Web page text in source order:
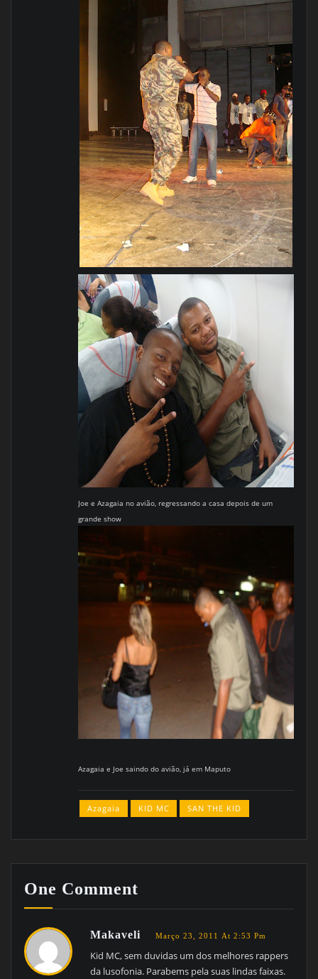
Joe e Azagaia no avião, regressando a casa depois de um
grande show
Azagaia e Joe saindo do avião, já em Maputo
Azagaia KID MC SAN THE KID
One Comment
Makaveli Março 23, 2011 At 2:53 Pm
Kid MC, sem duvidas um dos melhores rappers
da lusofonia. Parabems pela suas lindas faixas.